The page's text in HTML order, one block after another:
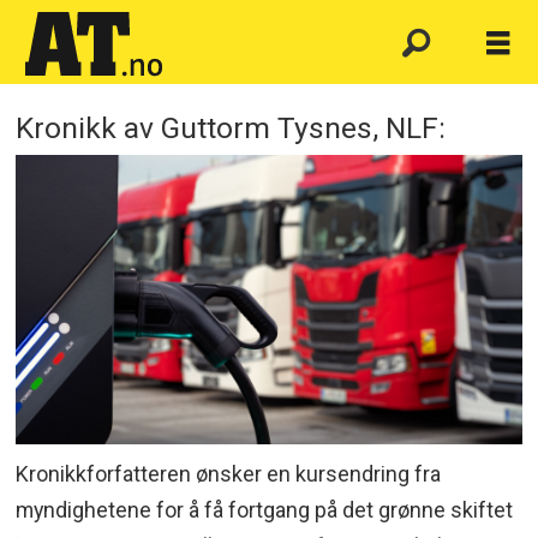
Kronikk av Guttorm Tysnes, NLF:
Kronikkforfatteren ønsker en kursendring fra
myndighetene for å få fortgang på det grønne skiftet